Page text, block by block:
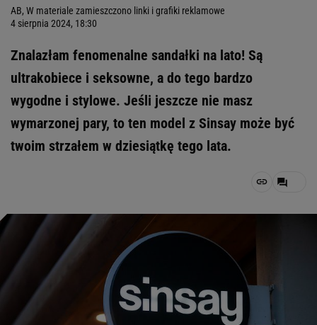
AB, W materiale zamieszczono linki i grafiki reklamowe
4 sierpnia 2024, 18:30
Znalazłam fenomenalne sandałki na lato! Są
ultrakobiece i seksowne, a do tego bardzo
wygodne i stylowe. Jeśli jeszcze nie masz
wymarzonej pary, to ten model z Sinsay może być
twoim strzałem w dziesiątkę tego lata.